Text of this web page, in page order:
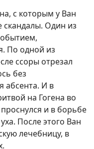
с которым у Ван
скандалы. Один из
По одной из
ссоры отрезал
без
абсента. И в
на Гогена во
и в борьбе
После этого Ван
лечебницу, в